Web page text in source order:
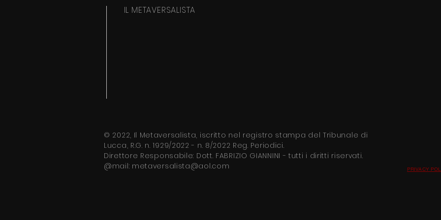
IL METAVERSALISTA
© 2022, Il Metaversalista, iscritto nel registro stampa del Tribunale di
Lucca, R.G. n. 1929/2022 - n. 8/2022 Reg. Periodici.
Direttore Responsabile: Dott. FABRIZIO GIANNINI - tutti i diritti riservati.
@mail: metaversalista@aol.com PRIVACY